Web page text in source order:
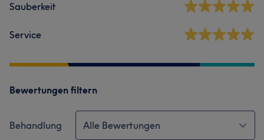
Sauberkeit
Service
Bewertungen filtern
Behandlung Alle Bewertungen